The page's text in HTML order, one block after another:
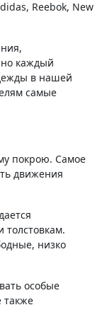
Reebok, New
каждый
в нашей
самые
покрою. Самое
движения
низко
особые
также